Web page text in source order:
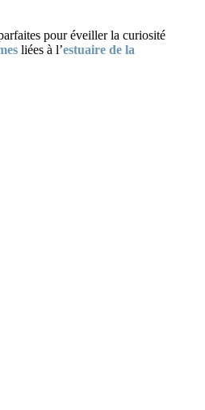
pour éveiller la curiosité
liées à l’estuaire de la